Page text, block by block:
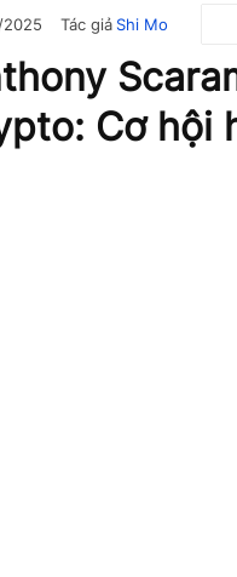
Tác giảShi Mo
Cơ hội